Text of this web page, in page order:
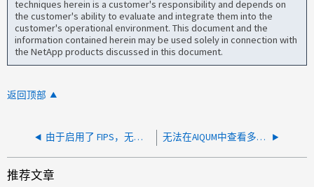
techniques herein is a customer's responsibility and depends on
the customer's ability to evaluate and integrate them into the
customer's operational environment. This document and the
information contained herein may be used solely in connection with
the NetApp products discussed in this document.
返回顶部
由于启用了 FIPS，无法在 AIQUM 中重新发现集群 无法在AIQUM中查看多个集群的所有卷
推荐文章